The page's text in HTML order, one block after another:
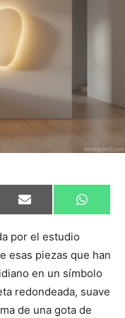
C
o
p
r
i
r
e
n
E
m
i
C
o
r
i
r
e
n
W
h
A
p
p
por el estudio
esas piezas que han
en un símbolo
redondeada, suave
de una gota de